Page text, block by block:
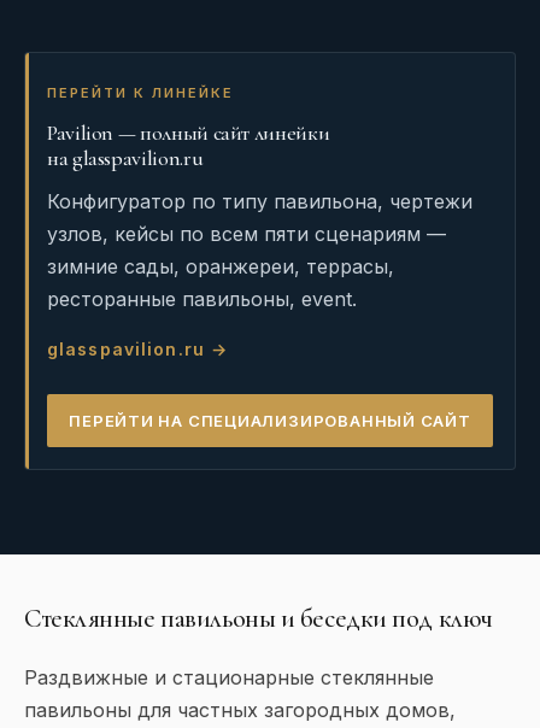
ПЕРЕЙТИ К ЛИНЕЙКЕ
Pavilion — полный сайт линейки
на glasspavilion.ru
Конфигуратор по типу павильона, чертежи
узлов, кейсы по всем пяти сценариям —
зимние сады, оранжереи, террасы,
ресторанные павильоны, event.
glasspavilion.ru →
ПЕРЕЙТИ НА СПЕЦИАЛИЗИРОВАННЫЙ САЙТ
Стеклянные павильоны и беседки под ключ
Раздвижные и стационарные стеклянные
павильоны для частных загородных домов,